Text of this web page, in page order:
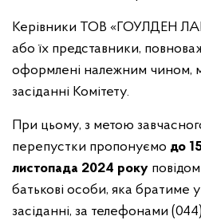
Керівники ТОВ «ГОУЛДЕН
або їх представники,
оформлені належним чином,
засіданні Комітету.
При цьому, з метою
перепустки пропонуємо до
листопада 2024 року
батькові особи, яка братиме
засіданні, за телефонами